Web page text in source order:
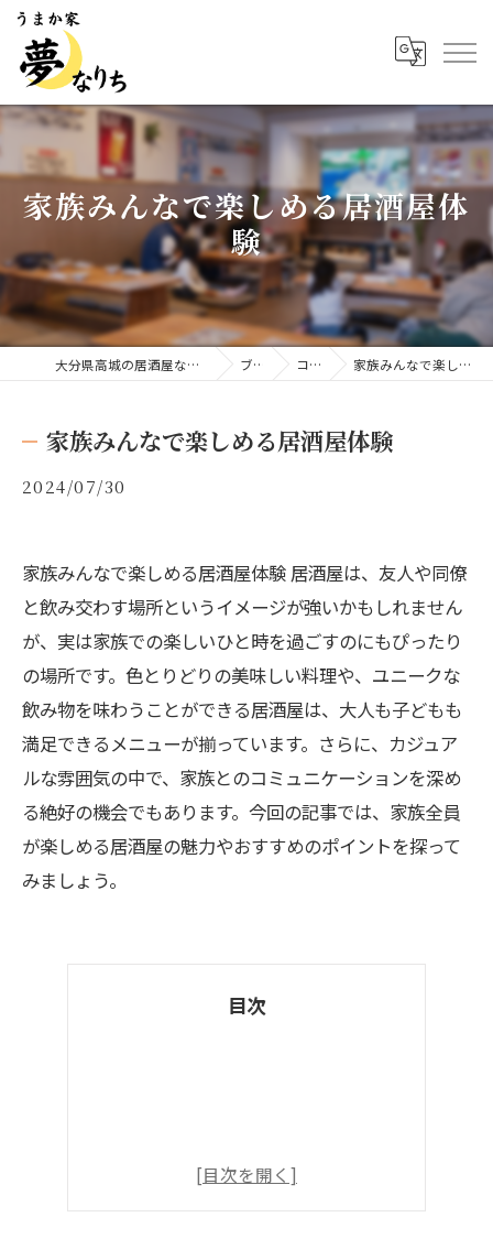
家族みんなで楽しめる居酒屋体
験
大分県高城の居酒屋ならうまか家 夢なりち ブログ コラム 家族みんなで楽しめる居酒屋体験
家族みんなで楽しめる居酒屋体験
2024/07/30
家族みんなで楽しめる居酒屋体験 居酒屋は、友人や同僚
と飲み交わす場所というイメージが強いかもしれません
が、実は家族での楽しいひと時を過ごすのにもぴったり
の場所です。色とりどりの美味しい料理や、ユニークな
飲み物を味わうことができる居酒屋は、大人も子どもも
満足できるメニューが揃っています。さらに、カジュア
ルな雰囲気の中で、家族とのコミュニケーションを深め
る絶好の機会でもあります。今回の記事では、家族全員
が楽しめる居酒屋の魅力やおすすめのポイントを探って
みましょう。
目次